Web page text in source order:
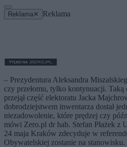
Reklama ✕ Reklama
– Prezydentura Aleksandra
czy przełomu, tylko kontynuacji. Taką
przejął część elektoratu Jacka
dobrodziejstwem inwentarza dostał
niezadowolenie, które prędzej czy
mówi Zero.pl dr hab. Stefan Płażek z
24 maja Kraków zdecyduje w
Obywatelskiej zostanie na stanowisku.